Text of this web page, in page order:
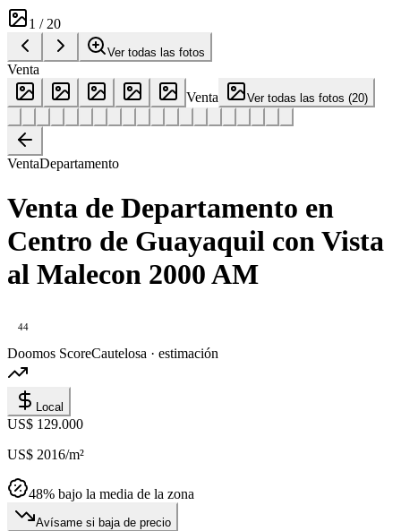
1 /20
Ver todas las fotos
Venta
Venta
Ver todas las fotos (20)
VentaDepartamento
Venta de Departamento en
Centro de Guayaquil con Vista
al Malecon 2000 AM
44
Doomos ScoreCautelosa · estimación
Local
US$ 129.000
US$ 2016/m²
48% bajo la media de la zona
Avísame si baja de precio